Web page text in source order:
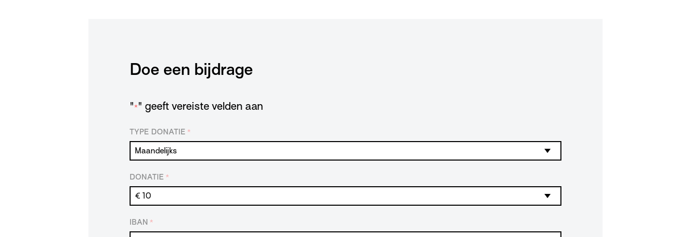
Doe een bijdrage
" * " geeft vereiste velden aan
TYPE DONATIE *
DONATIE *
IBAN *